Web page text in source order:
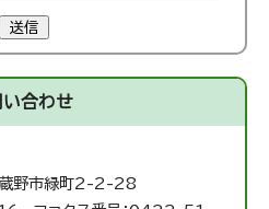
送信
い合わせ
野市緑町2-2-28